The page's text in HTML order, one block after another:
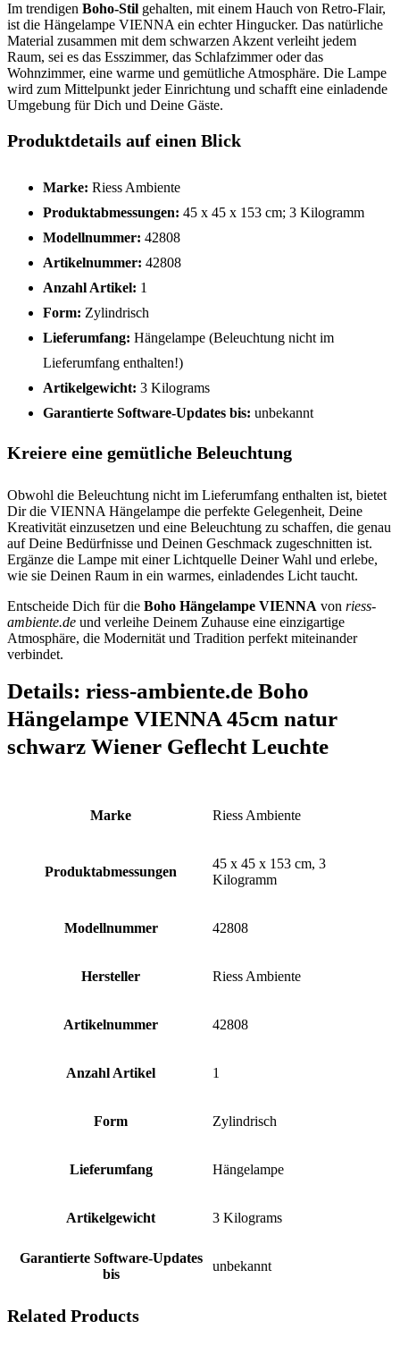
Im trendigen Boho-Stil gehalten, mit einem Hauch von Retro-Flair,
ist die Hängelampe VIENNA ein echter Hingucker. Das natürliche
Material zusammen mit dem schwarzen Akzent verleiht jedem
Raum, sei es das Esszimmer, das Schlafzimmer oder das
Wohnzimmer, eine warme und gemütliche Atmosphäre. Die Lampe
wird zum Mittelpunkt jeder Einrichtung und schafft eine einladende
Umgebung für Dich und Deine Gäste.
Produktdetails auf einen Blick
Marke: Riess Ambiente
Produktabmessungen: 45 x 45 x 153 cm; 3 Kilogramm
Modellnummer: 42808
Artikelnummer: 42808
Anzahl Artikel: 1
Form: Zylindrisch
Lieferumfang: Hängelampe (Beleuchtung nicht im
Lieferumfang enthalten!)
Artikelgewicht: 3 Kilograms
Garantierte Software-Updates bis: unbekannt
Kreiere eine gemütliche Beleuchtung
Obwohl die Beleuchtung nicht im Lieferumfang enthalten ist, bietet
Dir die VIENNA Hängelampe die perfekte Gelegenheit, Deine
Kreativität einzusetzen und eine Beleuchtung zu schaffen, die genau
auf Deine Bedürfnisse und Deinen Geschmack zugeschnitten ist.
Ergänze die Lampe mit einer Lichtquelle Deiner Wahl und erlebe,
wie sie Deinen Raum in ein warmes, einladendes Licht taucht.
Entscheide Dich für die Boho Hängelampe VIENNA von riess-
ambiente.de und verleihe Deinem Zuhause eine einzigartige
Atmosphäre, die Modernität und Tradition perfekt miteinander
verbindet.
Details: riess-ambiente.de Boho
Hängelampe VIENNA 45cm natur
schwarz Wiener Geflecht Leuchte
Marke ‎Riess Ambiente
Produktabmessungen
‎45 x 45 x 153 cm, 3
Kilogramm
Modellnummer ‎42808
Hersteller ‎Riess Ambiente
Artikelnummer ‎42808
Anzahl Artikel ‎1
Form ‎Zylindrisch
Lieferumfang ‎Hängelampe
Artikelgewicht ‎3 Kilograms
Garantierte Software-Updates
bis
‎unbekannt
Related Products